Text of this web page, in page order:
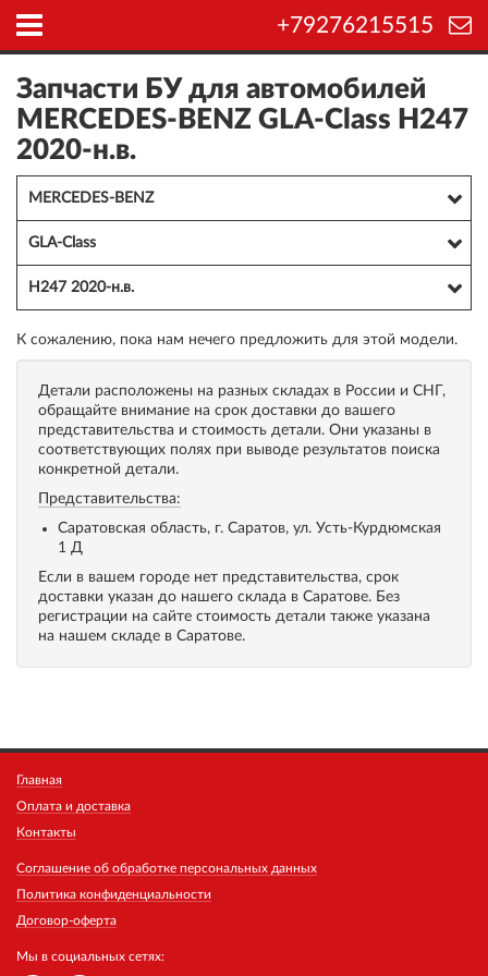
+79276215515
Запчасти БУ для автомобилей
MERCEDES-BENZ GLA-Class H247
2020-н.в.
MERCEDES-BENZ
GLA-Class
H247 2020-н.в.
К сожалению, пока нам нечего предложить для этой модели.
Детали расположены на разных складах в России и СНГ,
обращайте внимание на срок доставки до вашего
представительства и стоимость детали. Они указаны в
соответствующих полях при выводе результатов поиска
конкретной детали.
Представительства:
Саратовская область, г. Саратов, ул. Усть-Курдюмская
1 Д
Если в вашем городе нет представительства, срок
доставки указан до нашего склада в Саратове. Без
регистрации на сайте стоимость детали также указана
на нашем складе в Саратове.
Главная
Оплата и доставка
Контакты
Соглашение об обработке персональных данных
Политика конфиденциальности
Договор-оферта
Мы в социальных сетях: